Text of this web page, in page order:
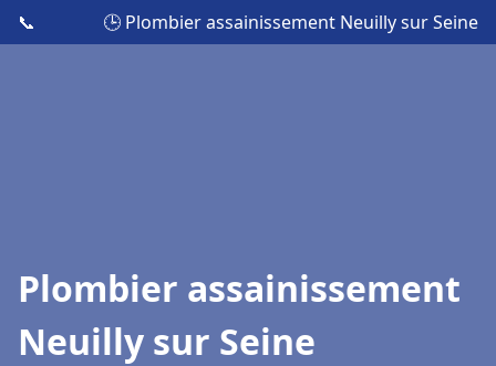
📞 🕒 Plombier assainissement Neuilly sur Seine
Plombier assainissement
Neuilly sur Seine